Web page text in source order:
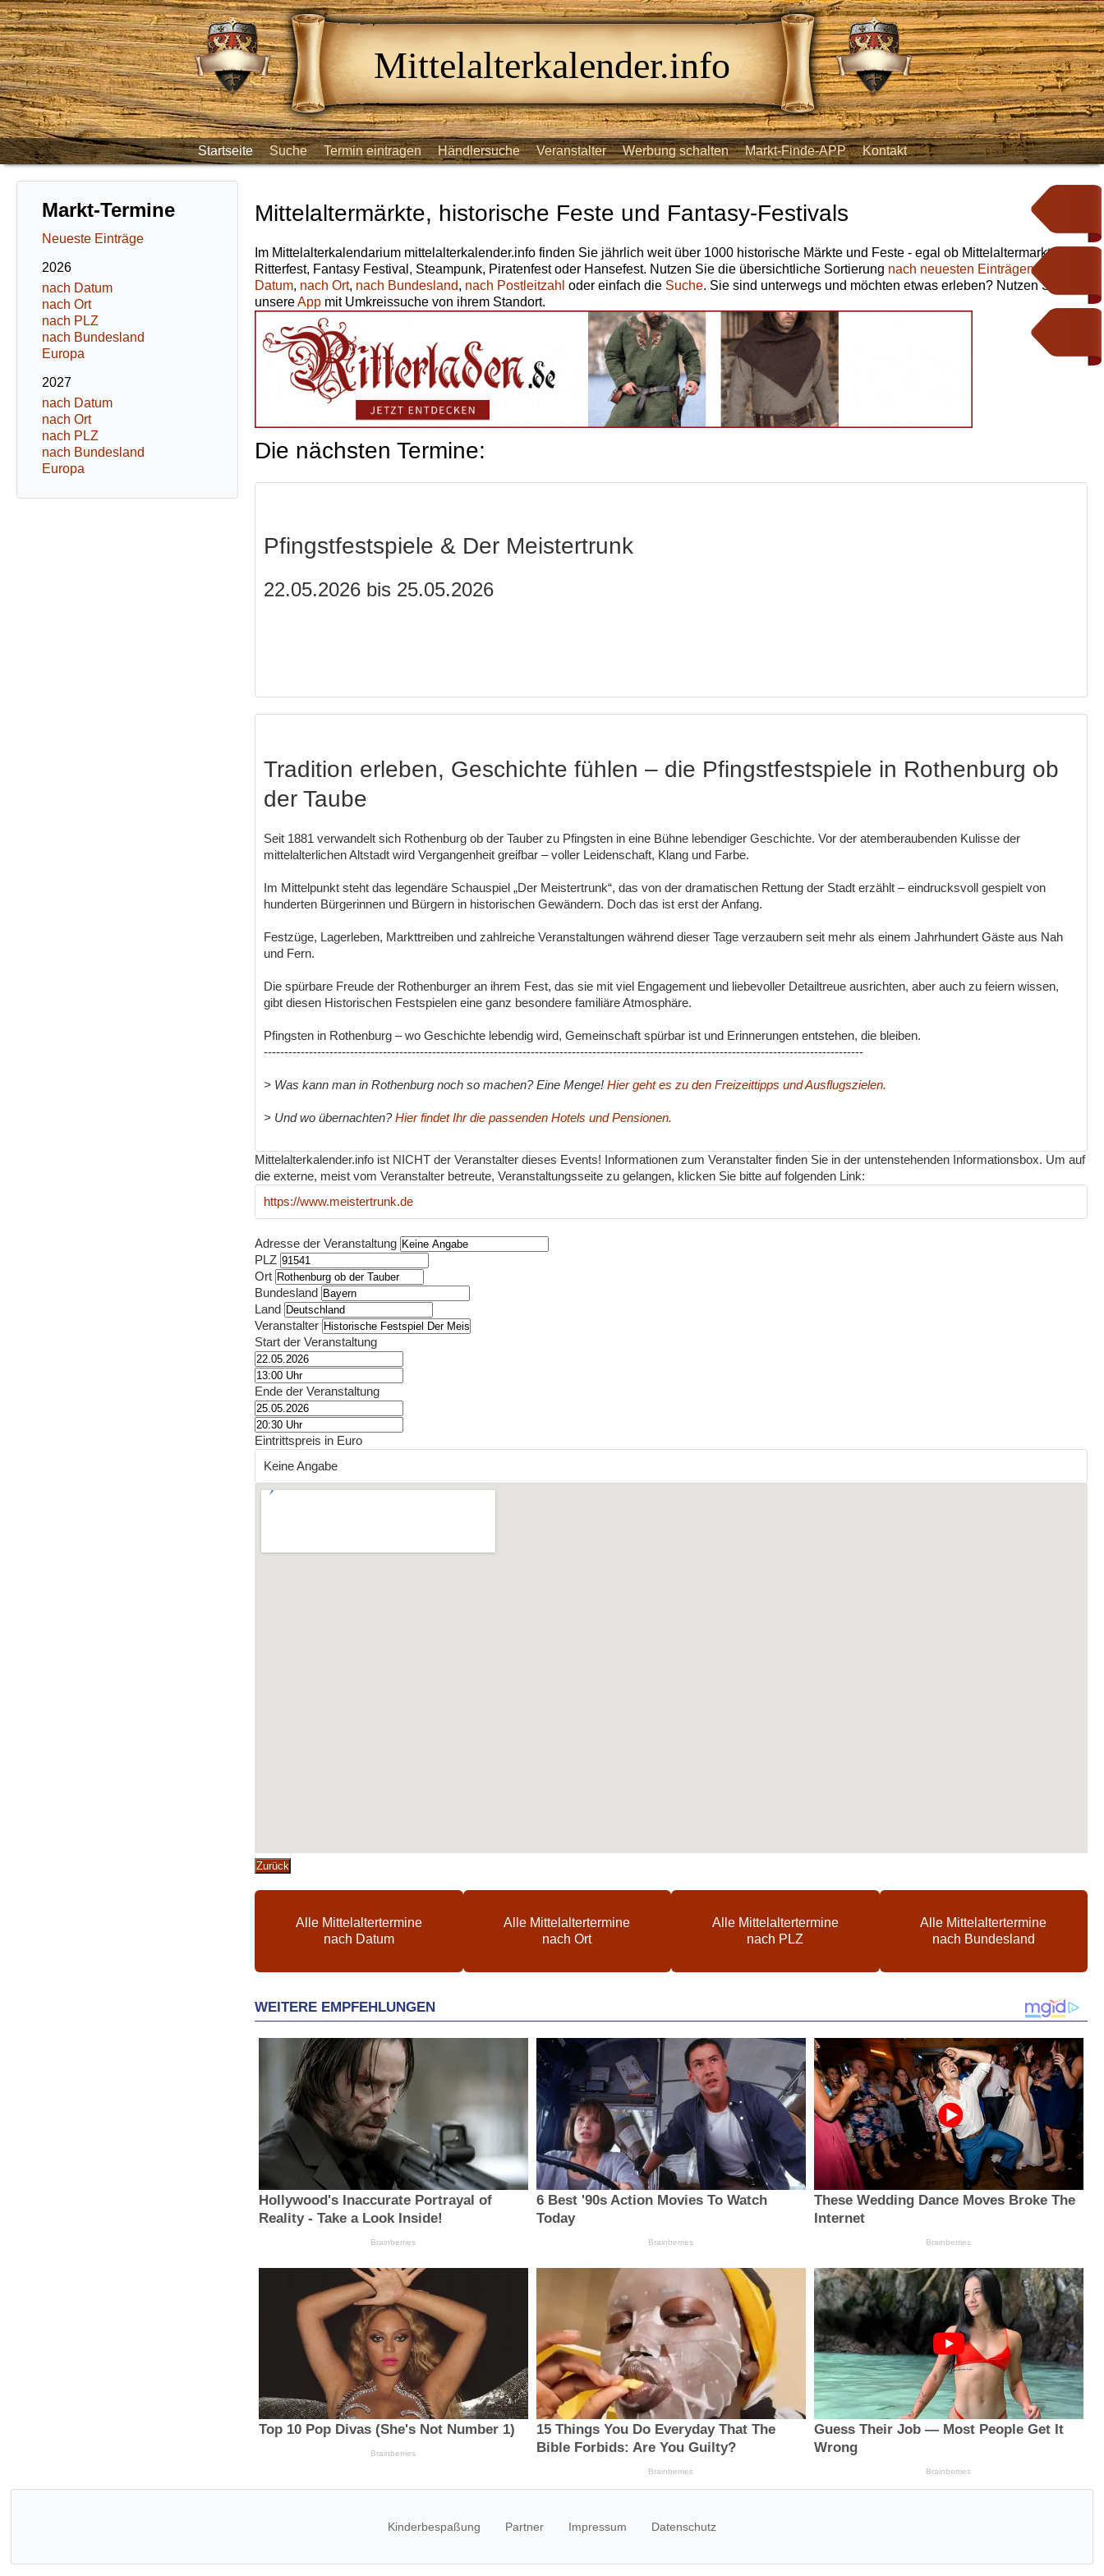
Mittelalterkalender.info
Startseite Suche Termin eintragen Händlersuche Veranstalter Werbung schalten Markt-Finde-APP Kontakt
Markt-Termine
Neueste Einträge
2026
nach Datum
nach Ort
nach PLZ
nach Bundesland
Europa
2027
nach Datum
nach Ort
nach PLZ
nach Bundesland
Europa
Mittelaltermärkte, historische Feste und Fantasy-Festivals
Im Mittelalterkalendarium mittelalterkalender.info finden Sie jährlich weit über 1000 historische Märkte und Feste - egal ob Mittelaltermarkt,
Ritterfest, Fantasy Festival, Steampunk, Piratenfest oder Hansefest. Nutzen Sie die übersichtliche Sortierung nach neuesten Einträgen,
Datum, nach Ort, nach Bundesland, nach Postleitzahl oder einfach die Suche. Sie sind unterwegs und möchten etwas erleben? Nutzen Sie
unsereApp mit Umkreissuche von ihrem Standort.
Die nächsten Termine:
Pfingstfestspiele & Der Meistertrunk
22.05.2026 bis 25.05.2026
Tradition erleben, Geschichte fühlen – die Pfingstfestspiele in Rothenburg ob
der Taube
Seit 1881 verwandelt sich Rothenburg ob der Tauber zu Pfingsten in eine Bühne lebendiger Geschichte. Vor der atemberaubenden Kulisse der
mittelalterlichen Altstadt wird Vergangenheit greifbar – voller Leidenschaft, Klang und Farbe.
Im Mittelpunkt steht das legendäre Schauspiel „Der Meistertrunk“, das von der dramatischen Rettung der Stadt erzählt – eindrucksvoll gespielt von
hunderten Bürgerinnen und Bürgern in historischen Gewändern. Doch das ist erst der Anfang.
Festzüge, Lagerleben, Markttreiben und zahlreiche Veranstaltungen während dieser Tage verzaubern seit mehr als einem Jahrhundert Gäste aus Nah
und Fern.
Die spürbare Freude der Rothenburger an ihrem Fest, das sie mit viel Engagement und liebevoller Detailtreue ausrichten, aber auch zu feiern wissen,
gibt diesen Historischen Festspielen eine ganz besondere familiäre Atmosphäre.
Pfingsten in Rothenburg – wo Geschichte lebendig wird, Gemeinschaft spürbar ist und Erinnerungen entstehen, die bleiben.
--------------------------------------------------------------------------------------------------------------------------------------------------
> Was kann man in Rothenburg noch so machen? Eine Menge! Hier geht es zu den Freizeittipps und Ausflugszielen.
> Und wo übernachten?Hier findet Ihr die passenden Hotels und Pensionen.
Mittelalterkalender.info ist NICHT der Veranstalter dieses Events! Informationen zum Veranstalter finden Sie in der untenstehenden Informationsbox. Um auf
die externe, meist vom Veranstalter betreute, Veranstaltungsseite zu gelangen, klicken Sie bitte auf folgenden Link:
https://www.meistertrunk.de
Adresse der Veranstaltung
PLZ
Ort
Bundesland
Land
Veranstalter
Start der Veranstaltung
Ende der Veranstaltung
Eintrittspreis in Euro
Keine Angabe
Zurück
Alle Mittelaltertermine
nach Datum
Alle Mittelaltertermine
nach Ort
Alle Mittelaltertermine
nach PLZ
Alle Mittelaltertermine
nach Bundesland
Kinderbespaßung Partner Impressum Datenschutz